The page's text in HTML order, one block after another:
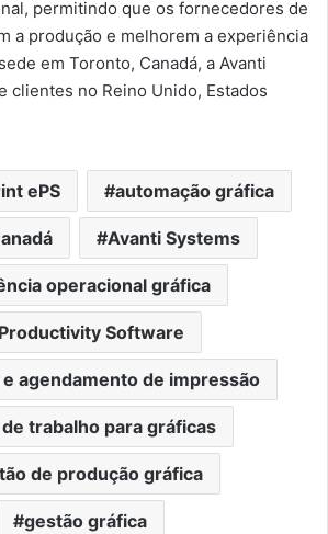
permitindo que os fornecedores de
a produção e melhorem a experiência
em Toronto, Canadá, a Avanti
clientes no Reino Unido, Estados
ePS automação gráfica
Avanti Systems
operacional gráfica
Software
agendamento de impressão
trabalho para gráficas
de produção gráfica
gestão gráfica